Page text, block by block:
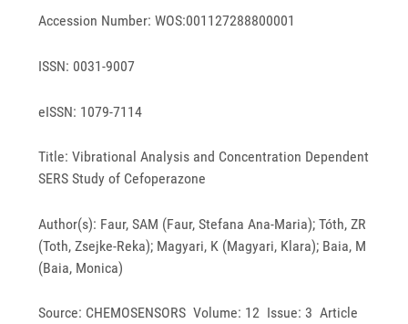
Accession Number: WOS:001127288800001
ISSN: 0031-9007
eISSN: 1079-7114
Title: Vibrational Analysis and Concentration Dependent
SERS Study of Cefoperazone
Author(s): Faur, SAM (Faur, Stefana Ana-Maria); Tóth, ZR
(Toth, Zsejke-Reka); Magyari, K (Magyari, Klara); Baia, M
(Baia, Monica)
Source: CHEMOSENSORS Volume: 12 Issue: 3 Article